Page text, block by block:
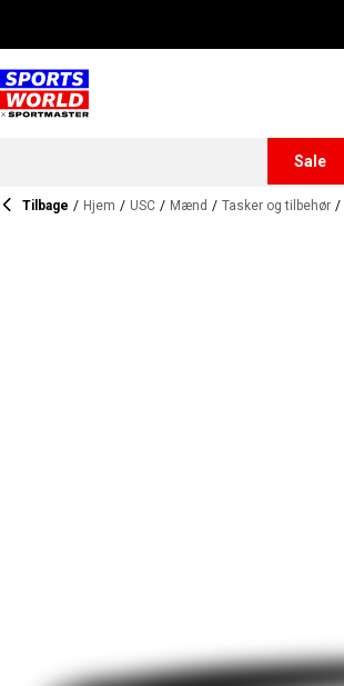
Sale
Tilbage / Hjem / USC / Mænd / Tasker og tilbehør /